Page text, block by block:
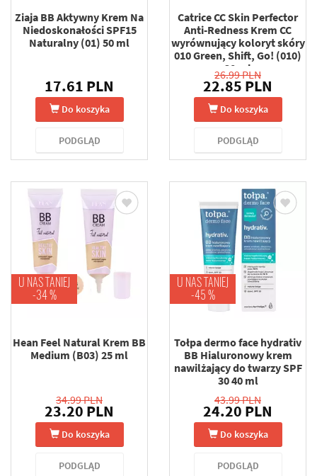
Ziaja BB Aktywny Krem Na
Niedoskonałości SPF15
Naturalny (01) 50 ml
17.61 PLN
Do koszyka
PODGLĄD
Catrice CC Skin Perfector
Anti-Redness Krem CC
wyrównujący koloryt skóry
010 Green, Shift, Go! (010)
30 ml
26.99 PLN
22.85 PLN
Do koszyka
PODGLĄD
U NAS TANIEJ
-34 %
Hean Feel Natural Krem BB
Medium (B03) 25 ml
34.99 PLN
23.20 PLN
Do koszyka
PODGLĄD
U NAS TANIEJ
-45 %
Tołpa dermo face hydrativ
BB Hialuronowy krem
nawilżający do twarzy SPF
30 40 ml
43.99 PLN
24.20 PLN
Do koszyka
PODGLĄD